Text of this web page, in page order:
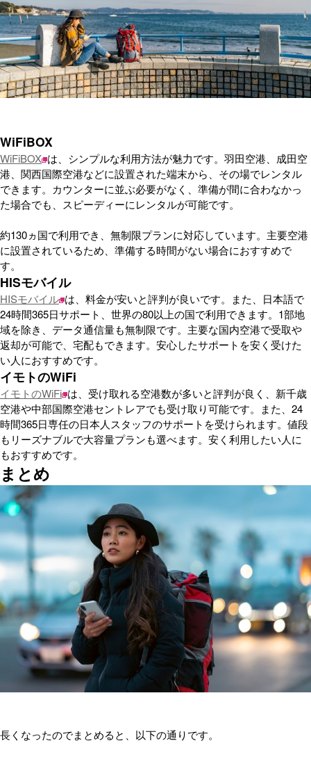
WiFiBOX
WiFiBOX は、シンプルな利用方法が魅力です。羽田空港、成田空
港、関西国際空港などに設置された端末から、その場でレンタル
できます。カウンターに並ぶ必要がなく、準備が間に合わなかっ
た場合でも、スピーディーにレンタルが可能です。
約130ヵ国で利用でき、無制限プランに対応しています。主要空港
に設置されているため、準備する時間がない場合におすすめで
す。
HISモバイル
HISモバイル は、料金が安いと評判が良いです。また、日本語で
24時間365日サポート、世界の80以上の国で利用できます。1部地
域を除き、データ通信量も無制限です。主要な国内空港で受取や
返却が可能で、宅配もできます。安心したサポートを安く受けた
い人におすすめです。
イモトのWiFi
イモトのWiFi は、受け取れる空港数が多いと評判が良く、新千歳
空港や中部国際空港セントレアでも受け取り可能です。また、24
時間365日専任の日本人スタッフのサポートを受けられます。値段
もリーズナブルで大容量プランも選べます。安く利用したい人に
もおすすめです。
まとめ
長くなったのでまとめると、以下の通りです。